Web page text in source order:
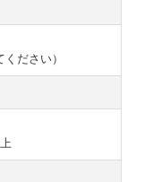
ださい）